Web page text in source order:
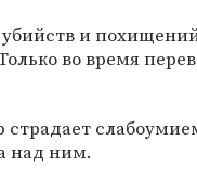
и
во время
над ним.